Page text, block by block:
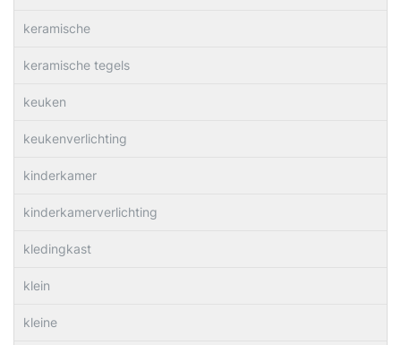
keramische
keramische tegels
keuken
keukenverlichting
kinderkamer
kinderkamerverlichting
kledingkast
klein
kleine